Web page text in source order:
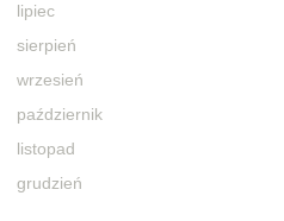
lipiec
sierpień
wrzesień
październik
listopad
grudzień